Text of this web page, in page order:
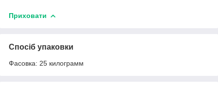
Приховати
Спосіб упаковки
Фасовка: 25 килограмм